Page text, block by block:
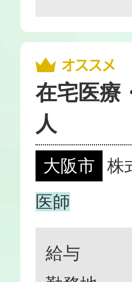
在宅医療
人
大阪市
株
医師
給与